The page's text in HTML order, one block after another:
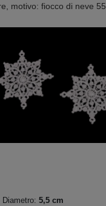
motivo: fiocco di neve
Diametro: 5,5 cm